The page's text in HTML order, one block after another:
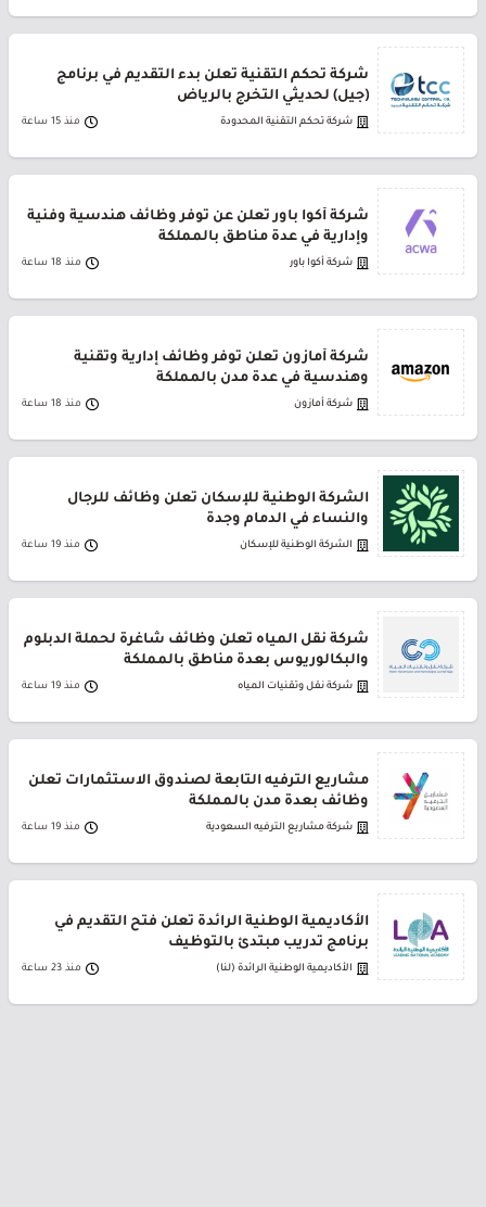
شركة تحكم التقنية تعلن بدء التقديم في برنامج
(جيل) لحديثي التخرج بالرياض
شركة تحكم التقنية المحدودة منذ 15 ساعة
شركة أكوا باور تعلن عن توفر وظائف هندسية وفنية
وإدارية في عدة مناطق بالمملكة
شركة أكوا باور منذ 18 ساعة
شركة أمازون تعلن توفر وظائف إدارية وتقنية
وهندسية في عدة مدن بالمملكة
شركة أمازون منذ 18 ساعة
الشركة الوطنية للإسكان تعلن وظائف للرجال
والنساء في الدمام وجدة
الشركة الوطنية للإسكان منذ 19 ساعة
شركة نقل المياه تعلن وظائف شاغرة لحملة الدبلوم
والبكالوريوس بعدة مناطق بالمملكة
شركة نقل وتقنيات المياه منذ 19 ساعة
مشاريع الترفيه التابعة لصندوق الاستثمارات تعلن
وظائف بعدة مدن بالمملكة
شركة مشاريع الترفيه السعودية منذ 19 ساعة
الأكاديمية الوطنية الرائدة تعلن فتح التقديم في
برنامج تدريب مبتدئ بالتوظيف
الأكاديمية الوطنية الرائدة (لنا) منذ 23 ساعة